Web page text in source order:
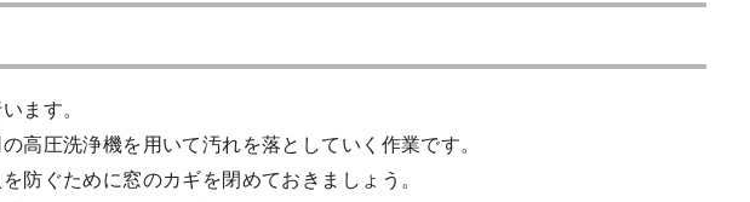
ます。
高圧洗浄機を用いて汚れを落としていく作業です。
防ぐために窓のカギを閉めておきましょう。